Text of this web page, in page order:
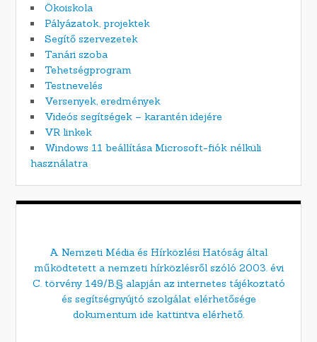
Ökoiskola
Pályázatok, projektek
Segítő szervezetek
Tanári szoba
Tehetségprogram
Testnevelés
Versenyek, eredmények
Videós segítségek – karantén idejére
VR linkek
Windows 11 beállítása Microsoft-fiók nélküli
használatra
A Nemzeti Média és Hírközlési Hatóság által
működtetett a nemzeti hírközlésről szóló 2003. évi
C. törvény 149/B.§ alapján az internetes tájékoztató
és segítségnyújtó szolgálat elérhetősége
dokumentum ide kattintva elérhető.